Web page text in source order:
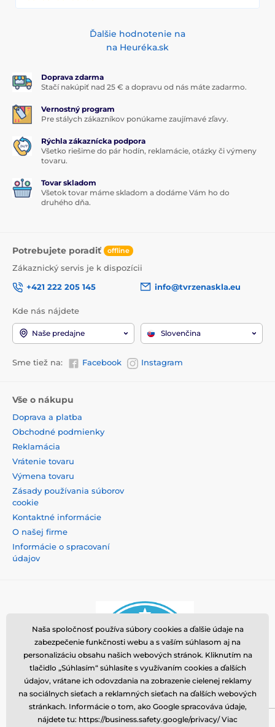
Ďalšie hodnotenie na
na Heuréka.sk
Doprava zdarma
Stačí nakúpiť nad 25 € a dopravu od nás máte zadarmo.
Vernostný program
Pre stálych zákazníkov ponúkame zaujímavé zľavy.
Rýchla zákaznícka podpora
Všetko riešime do pár hodín, reklamácie, otázky či výmeny
tovaru.
Tovar skladom
Všetok tovar máme skladom a dodáme Vám ho do
druhého dňa.
Potrebujete poradiť offline
Zákaznický servis je k dispozícii
+421 222 205 145
info@tvrzenaskla.eu
Kde nás nájdete
Naše predajne Slovenčina
Sme tiež na: Facebook Instagram
Vše o nákupu
Doprava a platba
Obchodné podmienky
Reklamácia
Vrátenie tovaru
Výmena tovaru
Zásady používania súborov
cookie
Kontaktné informácie
O našej firme
Informácie o spracovaní
údajov
Naša spoločnosť používa súbory cookies a ďalšie údaje na
zabezpečenie funkčnosti webu a s vaším súhlasom aj na
personalizáciu obsahu našich webových stránok. Kliknutím na
tlačidlo „Súhlasím“ súhlasíte s využívaním cookies a ďalších
údajov, vrátane ich odovzdania na zobrazenie cielenej reklamy
na sociálnych sieťach a reklamných sieťach na ďalších webových
stránkach. Informácie o tom, ako Google spracováva údaje,
nájdete tu: https://business.safety.google/privacy/ Viac